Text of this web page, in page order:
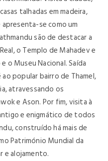
talhadas em madeira,
se como um
são de destacar a
o Templo de Mahadev e
o Museu Nacional. Saída
popular bairro de Thamel,
atravessando os
e Ason. Por fim, visita à
e enigmático de todos
construído há mais de
Património Mundial da
e alojamento.